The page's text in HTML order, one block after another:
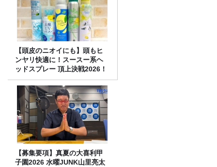
【頭皮のニオイにも】頭もヒ
ンヤリ快適に！スースー系ヘ
ッドスプレー 頂上決戦2026！
【募集要項】真夏の大喜利甲
子園2026 水曜JUNK山里亮太